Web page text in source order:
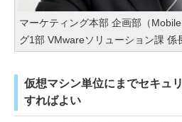
マーケティング本部 企画部（
グ1部 VMwareソリューション課 係
仮想マシン単位にまでセキュ
すればよい